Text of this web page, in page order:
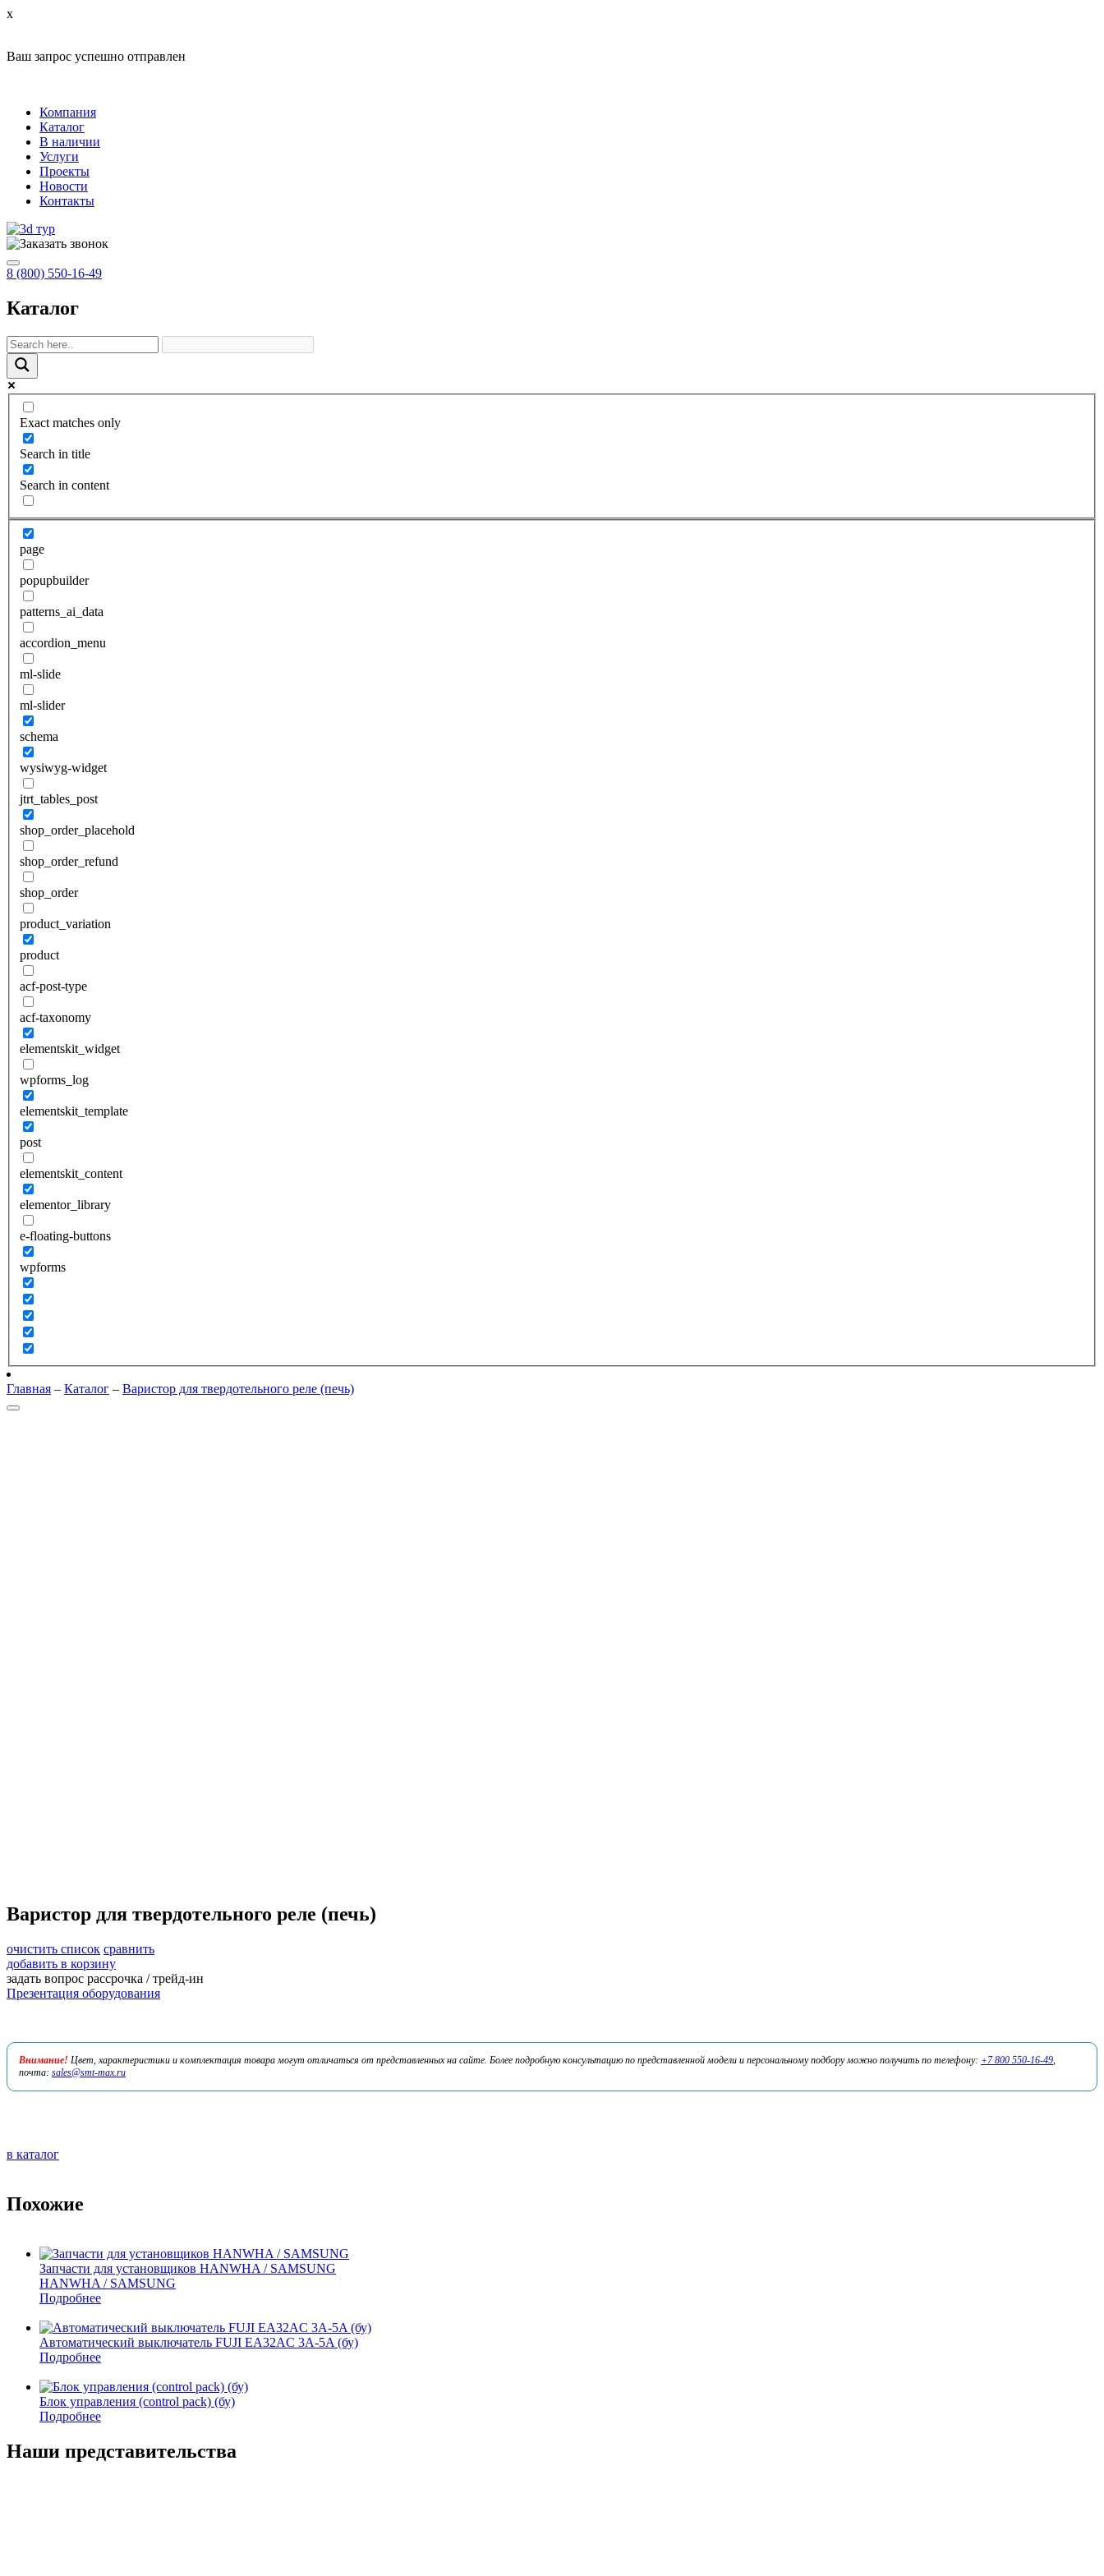
x
Ваш запрос успешно отправлен
Компания
Каталог
В наличии
Услуги
Проекты
Новости
Контакты
8 (800) 550-16-49
Каталог
Exact matches only
Search in title
Search in content
page
popupbuilder
patterns_ai_data
accordion_menu
ml-slide
ml-slider
schema
wysiwyg-widget
jtrt_tables_post
shop_order_placehold
shop_order_refund
shop_order
product_variation
product
acf-post-type
acf-taxonomy
elementskit_widget
wpforms_log
elementskit_template
post
elementskit_content
elementor_library
e-floating-buttons
wpforms
Главная – Каталог – Варистор для твердотельного реле (печь)
Варистор для твердотельного реле (печь)
очистить список сравнить
добавить в корзину
задать вопрос рассрочка / трейд-ин
Презентация оборудования
Внимание! Цвет, характеристики и комплектация товара могут отличаться от представленных на сайте. Более подробную консультацию по представленной модели и персональному подбору можно получить по телефону: +7 800 550-16-49,
почта: sales@smt-max.ru
в каталог
Похожие
Запчасти для установщиков HANWHA / SAMSUNG
HANWHA / SAMSUNG
Подробнее
Автоматический выключатель FUJI EA32AC 3A-5A (бу)
Подробнее
Блок управления (control pack) (бу)
Подробнее
Наши представительства